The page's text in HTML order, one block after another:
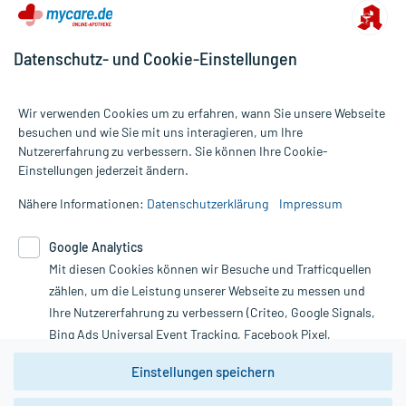
Alle Preise gelten inkl. MwSt., ggf. zzgl. Versandkosten
Informationen auf dieser Website werden ausschließlich für
die Untersuchung und Behandlung durch einen Arzt. Bitte
Therapien eingeleitet werden können. | Diese Webseite benutzt
Google Analytics. Lesen Sie bitte dazu die wichtigen Hinweise in
unserer Datenschutzerklärung. Für den Widerruf einer Bestellung
nutzen Sie das Formular:
Vertrag widerrufen
Datenschutz- und Cookie-Einstellungen
Wir verwenden Cookies um zu erfahren, wann Sie unsere Webseite
besuchen und wie Sie mit uns interagieren, um Ihre
Nutzererfahrung zu verbessern. Sie können Ihre Cookie-
Einstellungen jederzeit ändern.
Nähere Informationen: Datenschutzerklärung Impressum
Google Analytics
Mit diesen Cookies können wir Besuche und Trafficquellen
zählen, um die Leistung unserer Webseite zu messen und
Ihre Nutzererfahrung zu verbessern (Criteo, Google Signals,
Bing Ads Universal Event Tracking, Facebook Pixel,
Youtube-Social Plugin).
Wir weisen darauf hin, dass die
Einstellungen speichern